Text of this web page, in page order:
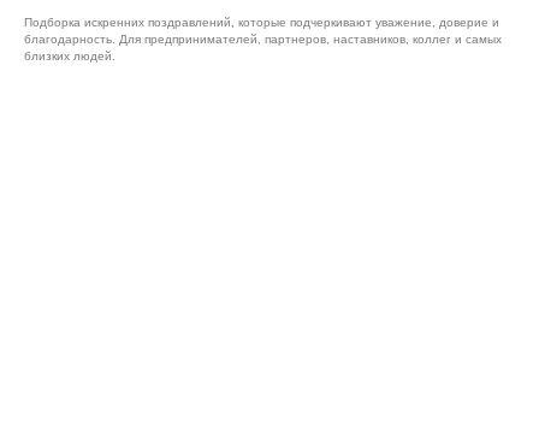
Подборка искренних поздравлений, которые подчеркивают уважение, доверие и
благодарность. Для предпринимателей, партнеров, наставников, коллег и самых
близких людей.